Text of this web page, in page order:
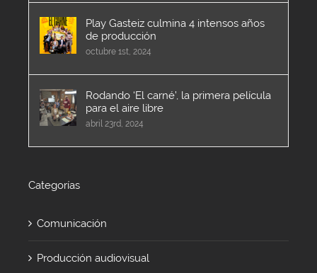
Play Gasteiz culmina 4 intensos años
de producción
octubre 1st, 2024
Rodando ‘El carné’, la primera película
para el aire libre
abril 23rd, 2024
Categorías
Comunicación
Producción audiovisual